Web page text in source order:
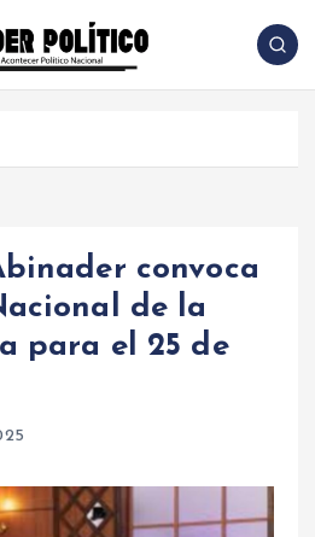
Nacional
convoca
de la
para el 25 de